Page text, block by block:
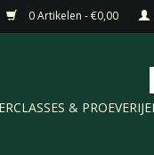
0 Artikelen - €0,00
&